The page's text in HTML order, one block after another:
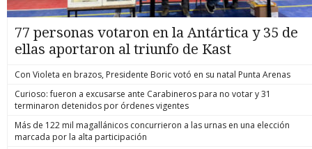
77 personas votaron en la Antártica y 35 de
ellas aportaron al triunfo de Kast
Con Violeta en brazos, Presidente Boric votó en su natal Punta Arenas
Curioso: fueron a excusarse ante Carabineros para no votar y 31
terminaron detenidos por órdenes vigentes
Más de 122 mil magallánicos concurrieron a las urnas en una elección
marcada por la alta participación